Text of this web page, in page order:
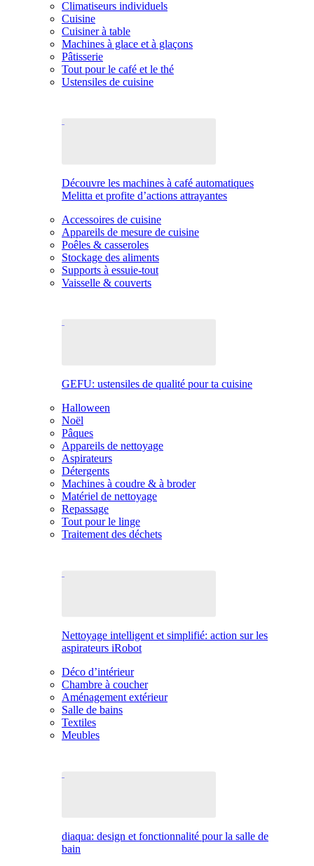
Climatiseurs individuels
Cuisine
Cuisiner à table
Machines à glace et à glaçons
Pâtisserie
Tout pour le café et le thé
Ustensiles de cuisine
Découvre les machines à café automatiques
Melitta et profite d’actions attrayantes
Accessoires de cuisine
Appareils de mesure de cuisine
Poêles & casseroles
Stockage des aliments
Supports à essuie-tout
Vaisselle & couverts
GEFU: ustensiles de qualité pour ta cuisine
Halloween
Noël
Pâques
Appareils de nettoyage
Aspirateurs
Détergents
Machines à coudre & à broder
Matériel de nettoyage
Repassage
Tout pour le linge
Traitement des déchets
Nettoyage intelligent et simplifié: action sur les
aspirateurs iRobot
Déco d’intérieur
Chambre à coucher
Aménagement extérieur
Salle de bains
Textiles
Meubles
diaqua: design et fonctionnalité pour la salle de
bain